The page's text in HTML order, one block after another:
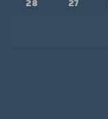
27
28